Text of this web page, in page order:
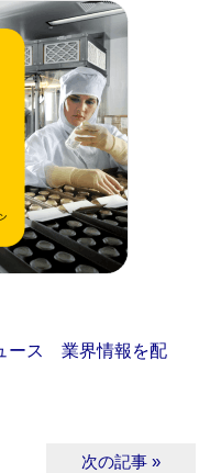
ース 業界情報を配
次の記事 »